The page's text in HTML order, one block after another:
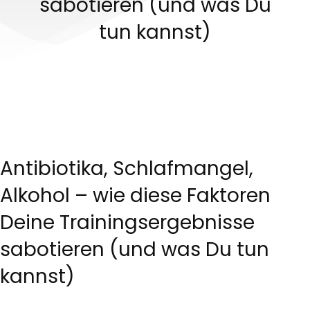
tun kannst)
Antibiotika, Schlafmangel,
Alkohol – wie diese Faktoren
Deine Trainingsergebnisse
sabotieren (und was Du tun
kannst)